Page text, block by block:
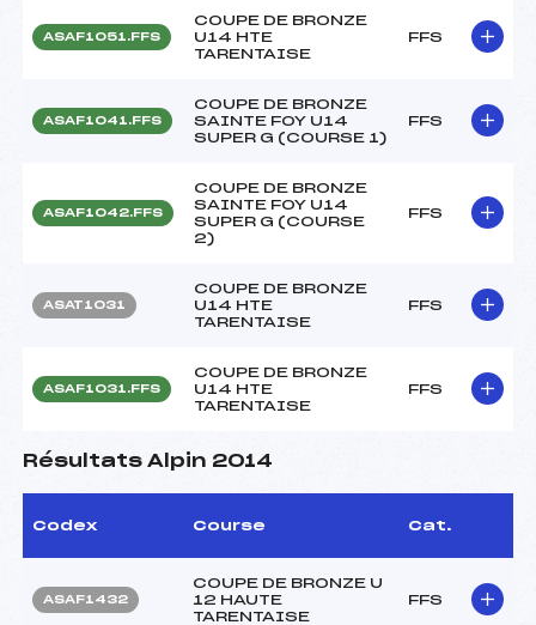
ASAF1051.FFS
COUPE DE BRONZE
U14 HTE
TARENTAISE
FFS
ASAF1041.FFS
COUPE DE BRONZE
SAINTE FOY U14
SUPER G (COURSE 1)
FFS
ASAF1042.FFS
COUPE DE BRONZE
SAINTE FOY U14
SUPER G (COURSE
2)
FFS
ASAT1031
COUPE DE BRONZE
U14 HTE
TARENTAISE
FFS
ASAF1031.FFS
COUPE DE BRONZE
U14 HTE
TARENTAISE
FFS
Résultats Alpin 2014
Codex Course Cat.
ASAF1432
COUPE DE BRONZE U
12 HAUTE
TARENTAISE
FFS